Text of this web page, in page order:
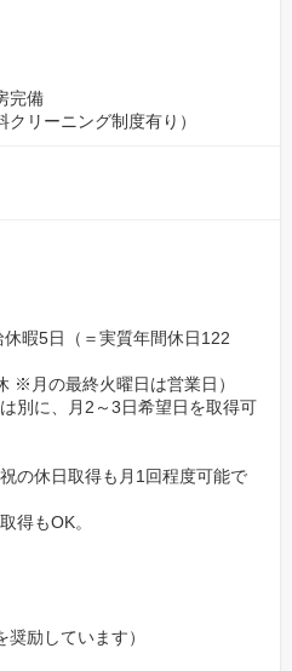
完備
リーニング制度有り）
暇5日（＝実質年間休日122
※月の最終火曜日は営業日）
別に、月2～3日希望日を取得可
の休日取得も月1回程度可能で
得もOK。
励しています）